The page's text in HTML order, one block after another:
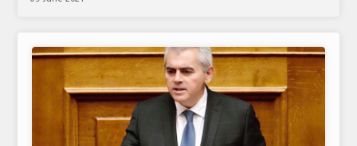
ΚΟΣΜΟΣ
ΕΙΔΗΣΕΙΣ
ΕΥΡΩΠΑΪΚΕΣ ΑΠΟΦΑΣΕΙΣ